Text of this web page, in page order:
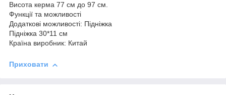
Висота керма 77 см до 97 см.
Функції та можливості
Додаткові можливості: Підніжка
Підніжка 30*11 см
Країна виробник: Китай
Приховати